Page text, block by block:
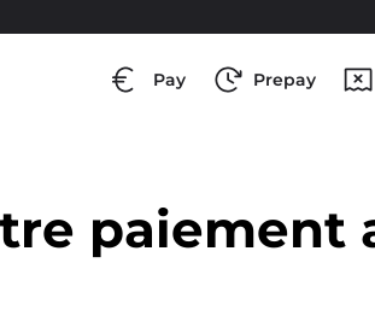
Pay Prepay
paiement